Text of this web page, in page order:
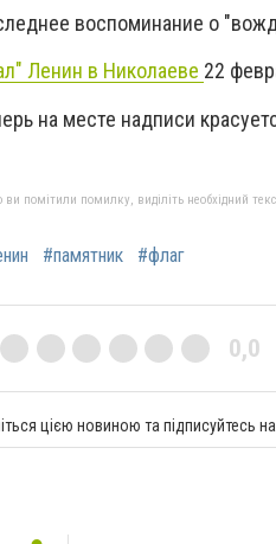
воспоминание о
Ленин в Николаеве 22
на месте надписи
помітили помилку, виділіть необхідний
#памятник #флаг
0,0
цією новиною та підписуйтесь